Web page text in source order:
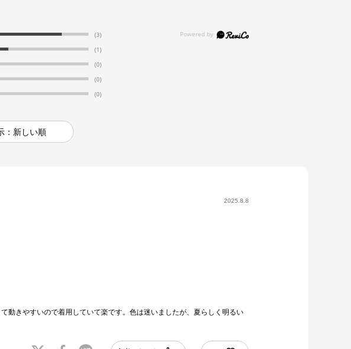
(3)
(1)
(0)
(0)
(0)
：新しい順
2025.8.8
動きやすいので着用していて楽です。色は迷いましたが、夏らしく明るい